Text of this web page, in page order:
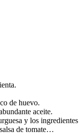
de huevo.
aceite.
y los ingredientes
de tomate…